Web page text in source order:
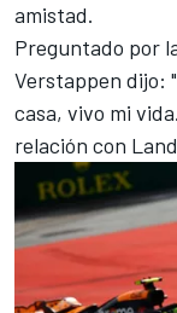
amistad.
Preguntado por
Verstappen dijo:
casa, vivo mi
relación con